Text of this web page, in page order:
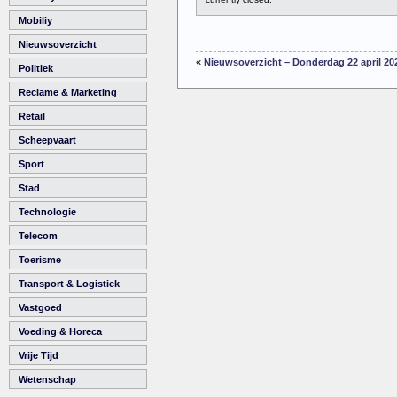
Mobiliy
Nieuwsoverzicht
Politiek
Reclame & Marketing
Retail
Scheepvaart
Sport
Stad
Technologie
Telecom
Toerisme
Transport & Logistiek
Vastgoed
Voeding & Horeca
Vrije Tijd
Wetenschap
« Nieuwsoverzicht – Donderdag 22 april